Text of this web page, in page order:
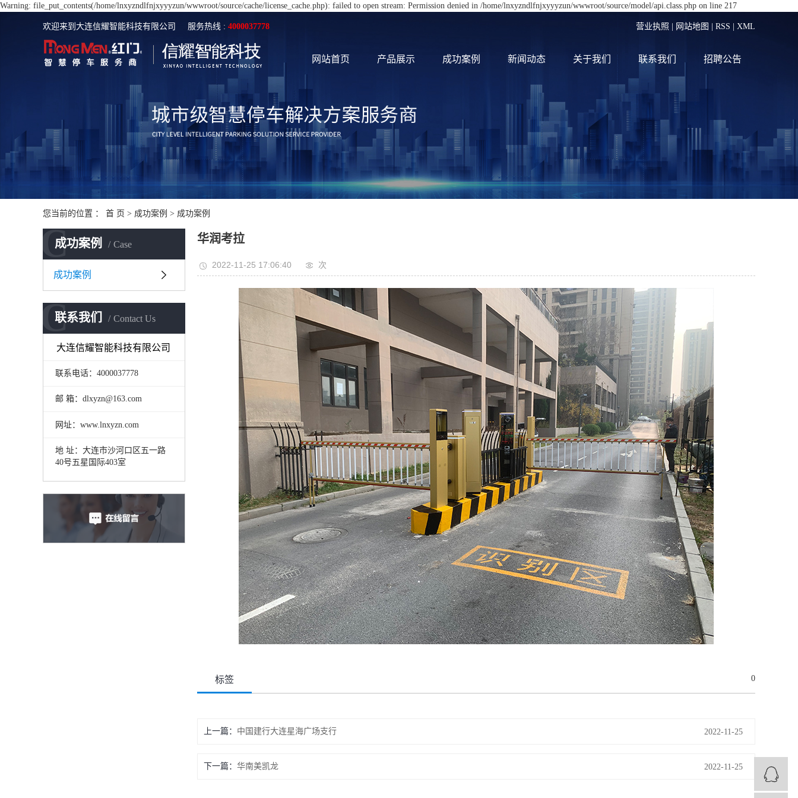
Warning: file_put_contents(/home/lnxyzndlfnjxyyyzun/wwwroot/source/cache/license_cache.php): failed to open stream: Permission denied in /home/lnxyzndlfnjxyyyzun/wwwroot/source/model/api.class.php on line 217
欢迎来到大连信耀智能科技有限公司 服务热线 : 4000037778 营业执照 网站地图 RSS XML
网站首页 产品展示 成功案例 新闻动态 关于我们 联系我们 招聘公告
您当前的位置 ： 首 页 > 成功案例 > 成功案例
成功案例 Case
C
成功案例
联系我们 Contact Us
C
大连信耀智能科技有限公司
联系电话：4000037778
邮 箱：dlxyzn@163.com
网址：www.lnxyzn.com
地 址：大连市沙河口区五一路
40号五星国际403室
华润考拉
2022-11-25 17:06:40 次
标签 0
上一篇： 中国建行大连星海广场支行 2022-11-25
下一篇： 华南美凯龙
2022-11-25